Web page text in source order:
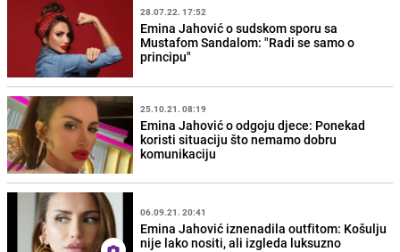
28.07.22. 17:52
Emina Jahović o sudskom sporu sa
Mustafom Sandalom: "Radi se samo o
principu"
25.10.21. 08:19
Emina Jahović o odgoju djece: Ponekad
koristi situaciju što nemamo dobru
komunikaciju
06.09.21. 20:41
Emina Jahović iznenadila outfitom: Košulju
nije lako nositi, ali izgleda luksuzno